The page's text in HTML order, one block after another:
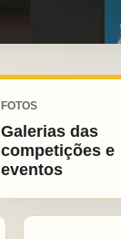
FOTOS
Galerias das
competições e
eventos